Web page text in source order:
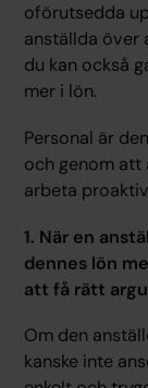
oförutsedda
anställda över
du kan också
mer i lön.
Personal är
och genom att
arbeta
1. När en
dennes lön
att få rätt
Om den
kanske inte